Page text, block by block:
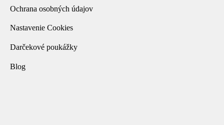
Ochrana osobných údajov
Nastavenie Cookies
Darčekové poukážky
Blog